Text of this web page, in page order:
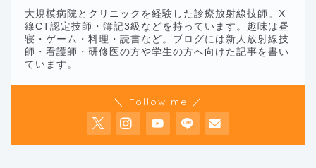
大規模病院とクリニックを経験した診療放射線技師。X
線CT認定技師・簿記3級などを持っています。趣味は昼
寝・ゲーム・料理・読書など。ブログには新人放射線技
師・看護師・研修医の方や学生の方へ向けた記事を書い
ています。
＼ Follow me ／